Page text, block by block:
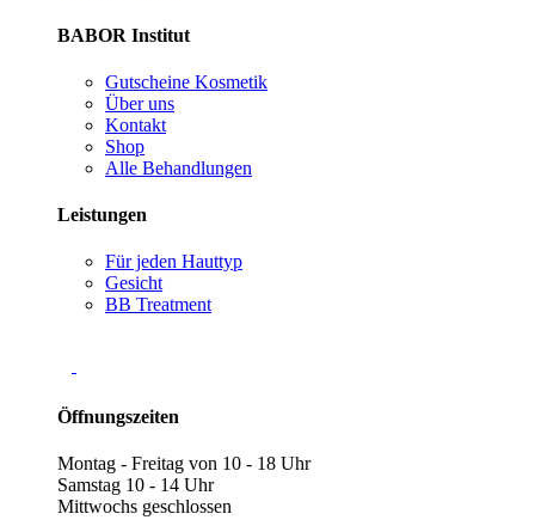
BABOR Institut
Gutscheine Kosmetik
Über uns
Kontakt
Shop
Alle Behandlungen
Leistungen
Für jeden Hauttyp
Gesicht
BB Treatment
Öffnungszeiten
Montag - Freitag von 10 - 18 Uhr
Samstag 10 - 14 Uhr
Mittwochs geschlossen